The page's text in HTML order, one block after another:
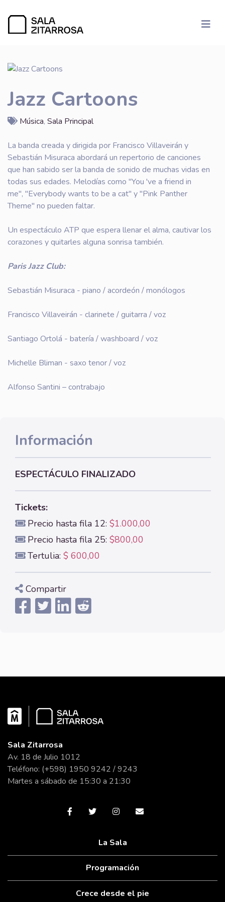
Jazz Cartoons
Música, Sala Principal
La banda creada y dirigida por Francisco Villaveirán y
Sebastián Misuraca abordará un repertorio de canciones
que han sabido ser la banda de sonido de muchas vidas en
todas sus edades. Melodías como "You 've a friend in
me", "Everybody wants to be a cat" y "Pink Panther
Theme" no pueden faltar.
Un espectáculo ATP que espera llenar el alma, cautivar los
corazones y quitarles alguna sonrisa también.
Paris Jazz Club:
Sebastián Misuraca - piano / acordeón / monólogos
Francisco Villaveirán - clarinete / guitarra / voz
Santiago Ortolá - batería / washboard / voz
Michelle Bliman - saxo tenor / voz
Alfonso Santini – contrabajo
Información
ESPECTÁCULO FINALIZADO
Tickets:
Precio hasta fila 12: $1.000,00
Precio hasta fila 25: $800,00
Tertulia: $ 600,00
Compartir
Sala Zitarrosa
Av. 18 de Julio 1012
Teléfono: (+598) 1950 9242 / 9243
Martes a sábado de 15:30 a 21:30
La Sala
Programación
Crece desde el pie